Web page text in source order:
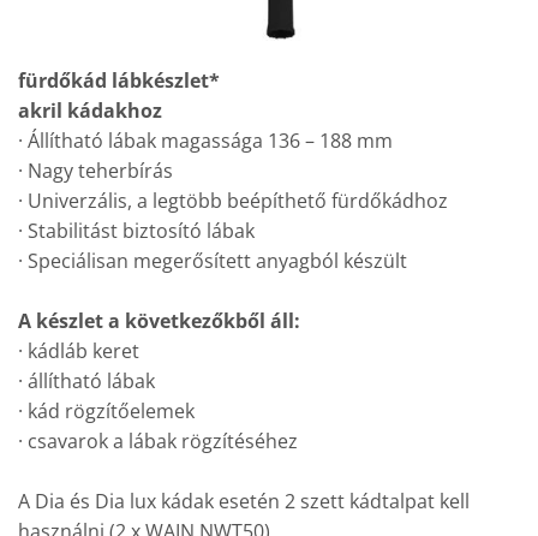
fürdőkád lábkészlet*
akril kádakhoz
· Állítható lábak magassága 136 – 188 mm
· Nagy teherbírás
· Univerzális, a legtöbb beépíthető fürdőkádhoz
· Stabilitást biztosító lábak
· Speciálisan megerősített anyagból készült
A készlet a következőkből áll:
· kádláb keret
· állítható lábak
· kád rögzítőelemek
· csavarok a lábak rögzítéséhez
A Dia és Dia lux kádak esetén 2 szett kádtalpat kell